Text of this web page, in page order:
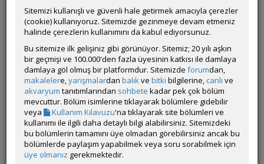
Filitre Motor Mili Ve Ehaim Parçaları Arıyorum
Arıyorum
Crypto Wendti Green Brown.
Satıyorum
Cryptocoryne crispatula var. ''Balansae''
İlanın Bulunduğu Kategoriler:Canlı Doğuranlar,Takas,Tüm
Canlılar,Tüm İlanlar
<< Önceki İlan-Sonraki İlan >>
Sitemizi kullanışlı ve güvenli hale getirmek amacıyla çerezler
(cookie) kullanıyoruz. Sitemizde gezinmeye devam etmeniz
halinde çerezlerin kullanımını da kabul ediyorsunuz.
Bu sitemize ilk gelişiniz gibi görünüyor. Sitemiz; 20 yılı aşkın
bir geçmişi ve 100.000'den fazla üyesinin katkısı ile damlaya
damlaya göl olmuş bir platformdur. Sitemizde forumdan,
makalelere,yarışmalardan balıkve bitki bilgilerine, canlı ve
akvaryum tanıtımlarından sohbete kadar pek çok bölüm
mevcuttur. Bölüm isimlerine tıklayarak bölümlere gidebilir
veya
Kullanım Kılavuzu'na tıklayarak site bölümleri ve
kullanımı ile ilgili daha detaylı bilgi alabilirsiniz. Sitemizdeki
bu bölümlerin tamamını üye olmadan görebilirsiniz ancak bu
bölümlerde paylaşım yapabilmek veya soru sorabilmek için
üye olmanız gerekmektedir.